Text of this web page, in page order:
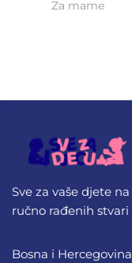
Za mame
Sve za vaše djete
ručno rađenih stvari
Bosna i Hercegovina